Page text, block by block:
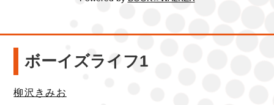
ボーイズライフ1
柳沢きみお